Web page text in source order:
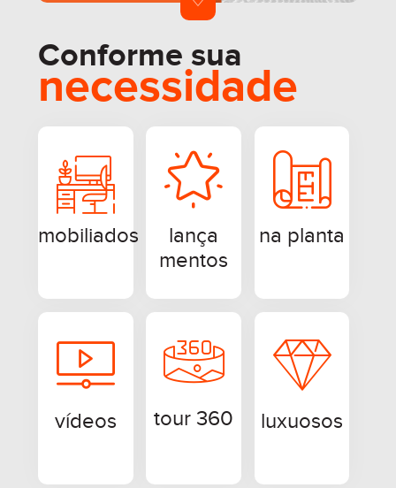
Conforme sua
necessidade
mobiliados
lança
mentos
na planta
vídeos tour 360 luxuosos